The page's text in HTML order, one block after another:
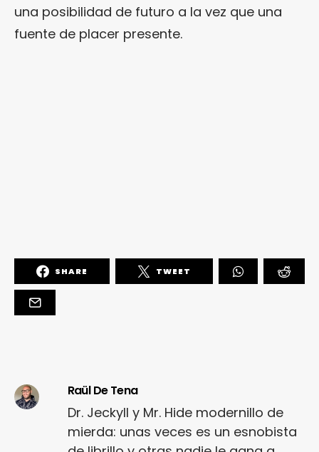
una posibilidad de futuro a la vez que una
fuente de placer presente.
SHARE TWEET
Raül De Tena
Dr. Jeckyll y Mr. Hide modernillo de
mierda: unas veces es un esnobista